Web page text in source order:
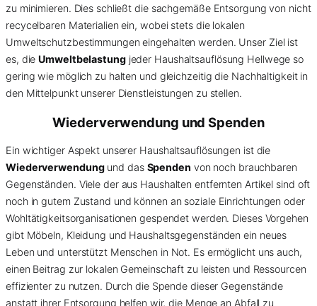
zu minimieren. Dies schließt die sachgemäße Entsorgung von nicht
recycelbaren Materialien ein, wobei stets die lokalen
Umweltschutzbestimmungen eingehalten werden. Unser Ziel ist
es, dieUmweltbelastungjeder Haushaltsauflösung Hellwege so
gering wie möglich zu halten und gleichzeitig die Nachhaltigkeit in
den Mittelpunkt unserer Dienstleistungen zu stellen.
Wiederverwendung und Spenden
Ein wichtiger Aspekt unserer Haushaltsauflösungen ist die
Wiederverwendungund das Spenden von noch brauchbaren
Gegenständen. Viele der aus Haushalten entfernten Artikel sind oft
noch in gutem Zustand und können an soziale Einrichtungen oder
Wohltätigkeitsorganisationen gespendet werden. Dieses Vorgehen
gibt Möbeln, Kleidung und Haushaltsgegenständen ein neues
Leben und unterstützt Menschen in Not. Es ermöglicht uns auch,
einen Beitrag zur lokalen Gemeinschaft zu leisten und Ressourcen
effizienter zu nutzen. Durch die Spende dieser Gegenstände
anstatt ihrer Entsorgung helfen wir, die Menge an Abfall zu